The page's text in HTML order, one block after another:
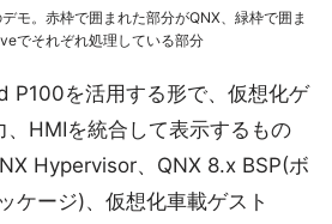
モ。赤枠で囲まれた部分がQNX、緑枠で囲ま
でそれぞれ処理している部分
P100を活用する形で、仮想化ゲ
HMIを統合して表示するもの
Hypervisor、QNX 8.x BSP(ボ
ケージ)、仮想化車載ゲスト